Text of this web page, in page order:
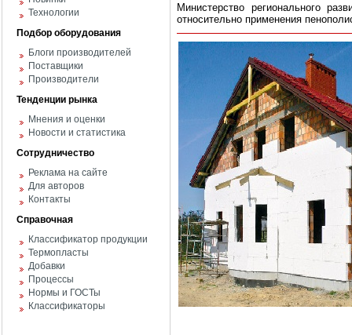
Технологии
Подбор оборудования
Блоги производителей
Поставщики
Производители
Тенденции рынка
Мнения и оценки
Новости и статистика
Сотрудничество
Реклама на сайте
Для авторов
Контакты
Справочная
Классификатор продукции
Термопласты
Добавки
Процессы
Нормы и ГОСТы
Классификаторы
Министерство регионального
относительно применения